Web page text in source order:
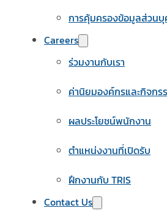
การคุ้มครองข้อมูลส่วน
Careers
ร่วมงานกับเรา
ค่านิยมองค์กรและกิจกร
ผลประโยชน์พนักงาน
ตำแหน่งงานที่เปิดรับ
ฝึกงานกับ TRIS
Contact Us